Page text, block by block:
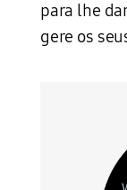
para lhe
gere os